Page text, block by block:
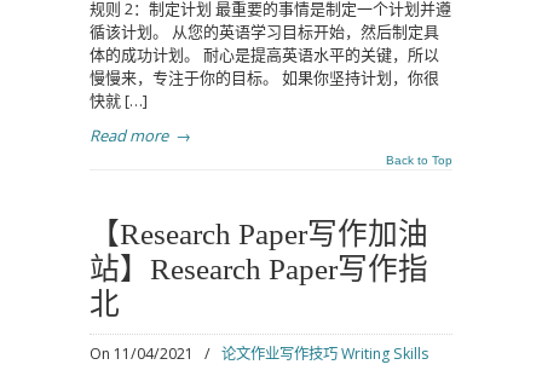
规则 2：制定计划 最重要的事情是制定一个计划并遵
循该计划。 从您的英语学习目标开始，然后制定具
体的成功计划。 耐心是提高英语水平的关键，所以
慢慢来，专注于你的目标。 如果你坚持计划，你很
快就 […]
Read more →
Back to Top
【Research Paper写作加油
站】Research Paper写作指
北
On 11/04/2021 / 论文作业写作技巧 Writing Skills